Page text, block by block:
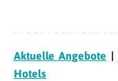
Aktuelle Angebote
Hotels